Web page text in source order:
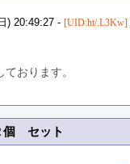
) 20:49:27 - [UID:ht/.L3Kw]
おります。
個 セット